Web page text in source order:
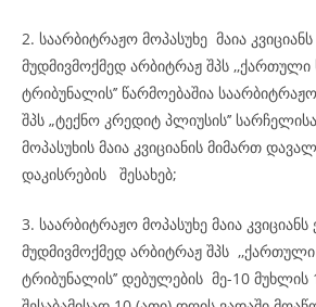
2. საარბიტრაჟო მოპასუხე მაია
მუდმივმოქმედ არბიტრაჟ შპს
ტრიბუნალის’’ წარმოებაშია
შპს „ტექნო კრედიტ პლიუსის’’
მოპასუხის მაია კვიციანის მიმართ
დაკისრების შესახებ;
3. საარბიტრაჟო მოპასუხე მაია
მუდმივმოქმედ არბიტრაჟ შპს
ტრიბუნალის’’ დებულების მე-10 მუხლის